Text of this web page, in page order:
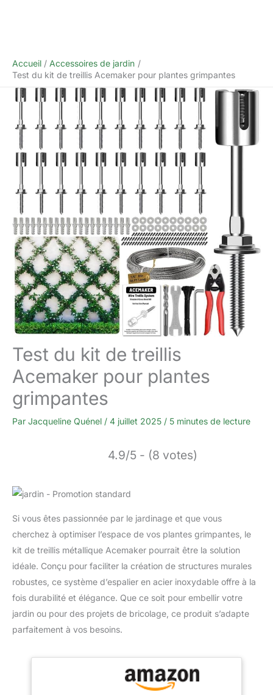
Accueil
Accessoires de jardin
Test du kit de treillis Acemaker pour plantes grimpantes
Test du kit de treillis
Acemaker pour plantes
grimpantes
Par Jacqueline Quénel / 4 juillet 2025 / 5 minutes de lecture
4.9/5 - (8 votes)
Si vous êtes passionnée par le jardinage et que vous
cherchez à optimiser l’espace de vos plantes grimpantes, le
kit de treillis métallique Acemaker pourrait être la solution
idéale. Conçu pour faciliter la création de structures murales
robustes, ce système d’espalier en acier inoxydable offre à la
fois durabilité et élégance. Que ce soit pour embellir votre
jardin ou pour des projets de bricolage, ce produit s’adapte
parfaitement à vos besoins.